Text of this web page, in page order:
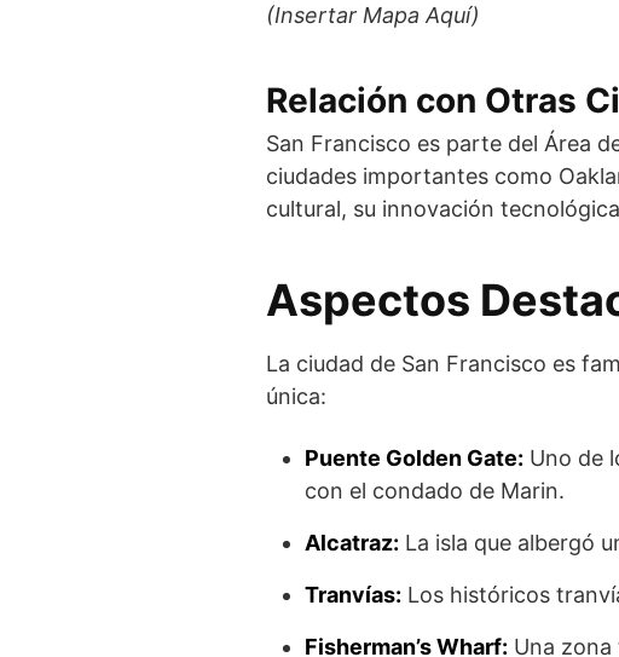
(Insertar Mapa Aquí)
Relación con Otras
San Francisco es parte del Área
ciudades importantes como
cultural, su innovación
Aspectos
La ciudad de San Francisco es
única:
Puente Golden Gate: Uno de
con el condado de Marin.
Alcatraz: La isla que albergó
Tranvías: Los históricos
Fisherman’s Wharf: Una